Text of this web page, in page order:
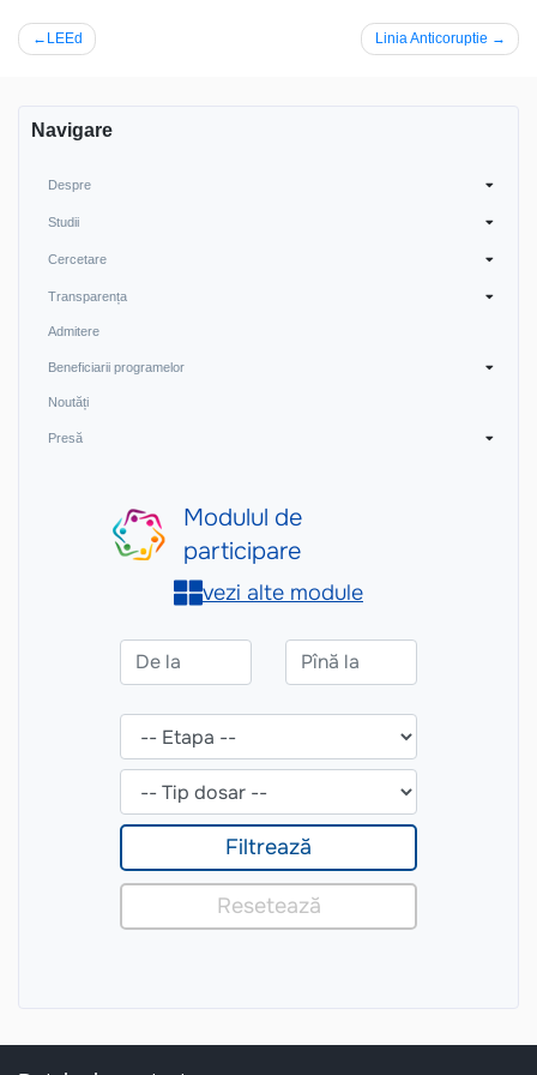
Navigare
LEEd Linia Anticoruptie
Navigare
Despre
Studii
Cercetare
Transparența
Admitere
Beneficiarii programelor
Noutăți
Presă